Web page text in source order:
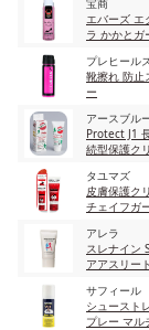
宝商
エバーズ エ
ラ かかとガ
プレヒール
靴擦れ 防止
ー
アースブル
Protect J1
続型保護ク
タユマズ
皮膚保護ク
チェイフガ
アレラ
スレナイン
アアスリート
サフィール
シュースト
プレー マル